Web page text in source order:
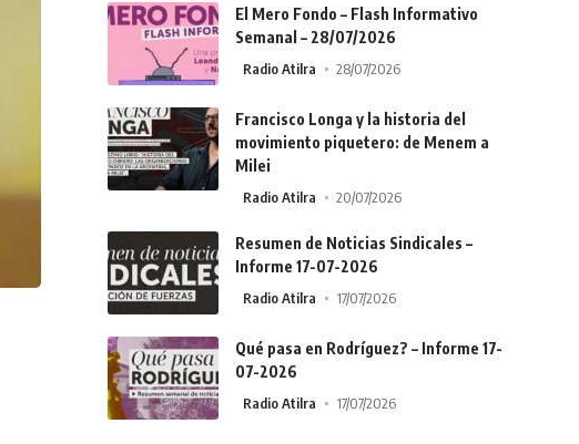
El Mero Fondo – Flash Informativo
Semanal – 28/07/2026
Radio Atilra 28/07/2026
Francisco Longa y la historia del
movimiento piquetero: de Menem a
Milei
Radio Atilra 20/07/2026
Resumen de Noticias Sindicales –
Informe 17-07-2026
Radio Atilra 17/07/2026
Qué pasa en Rodríguez? – Informe 17-
07-2026
Radio Atilra 17/07/2026